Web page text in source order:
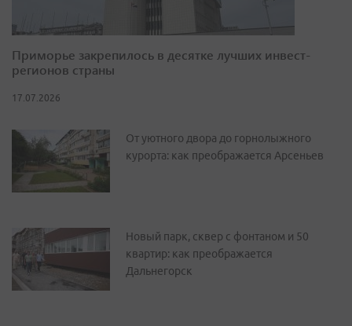
Приморье закрепилось в десятке лучших инвест-
регионов страны
17.07.2026
От уютного двора до горнолыжного
курорта: как преображается Арсеньев
Новый парк, сквер с фонтаном и 50
квартир: как преображается
Дальнегорск